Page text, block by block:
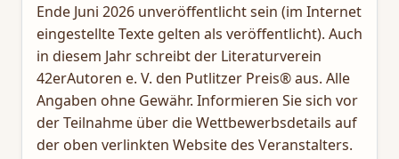
Ende Juni 2026 unveröffentlicht sein (im Internet
eingestellte Texte gelten als veröffentlicht). Auch
in diesem Jahr schreibt der Literaturverein
42erAutoren e. V. den Putlitzer Preis® aus. Alle
Angaben ohne Gewähr. Informieren Sie sich vor
der Teilnahme über die Wettbewerbsdetails auf
der oben verlinkten Website des Veranstalters.